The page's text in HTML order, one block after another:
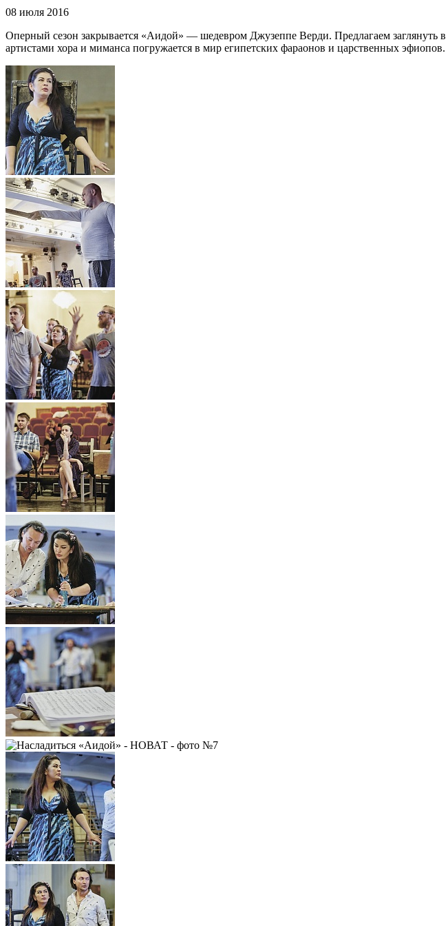
08 июля 2016
Оперный сезон закрывается «Аидой» — шедевром Джузеппе Верди. Предлагаем заглянуть в
артистами хора и миманса погружается в мир египетских фараонов и царственных эфиопов.